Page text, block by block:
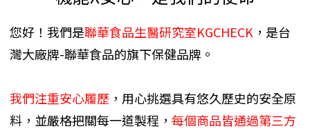
您好！我們是聯華食品生醫研究室KGCHECK ，是台
灣大廠牌-聯華食品的旗下保健品牌。
我們注重安心履歷 ，用心挑選具有悠久歷史的安全原
料，並嚴格把關每一道製程， 每個商品皆通過第三方